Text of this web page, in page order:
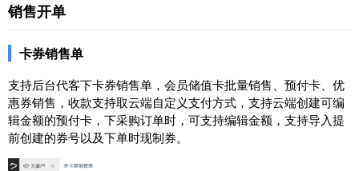
销售开单
卡券销售单
支持后台代客下卡券销售单，会员储值卡批量销售、预付卡、优
惠券销售，收款支持取云端自定义支付方式，支持云端创建可编
辑金额的预付卡，下采购订单时，可支持编辑金额，支持导入提
前创建的券号以及下单时现制券。